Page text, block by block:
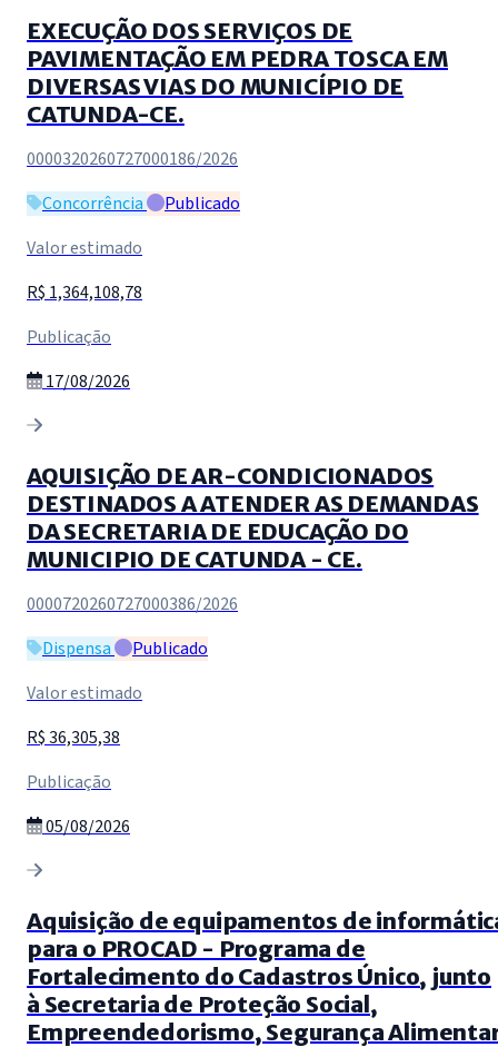
EXECUÇÃO DOS SERVIÇOS DE
PAVIMENTAÇÃO EM PEDRA TOSCA EM
DIVERSAS VIAS DO MUNICÍPIO DE
CATUNDA-CE.
0000320260727000186/2026
Concorrência
Publicado
Valor estimado
R$ 1,364,108,78
Publicação
17/08/2026
AQUISIÇÃO DE AR-CONDICIONADOS
DESTINADOS A ATENDER AS DEMANDAS
DA SECRETARIA DE EDUCAÇÃO DO
MUNICIPIO DE CATUNDA - CE.
0000720260727000386/2026
Dispensa
Publicado
Valor estimado
R$ 36,305,38
Publicação
05/08/2026
Aquisição de equipamentos de
para o PROCAD - Programa de
Fortalecimento do Cadastros Único, junto
à Secretaria de Proteção Social,
Empreendedorismo, Segurança